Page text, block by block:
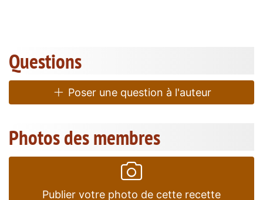
Questions
Poser une question à l'auteur
Photos des membres
Publier votre photo de cette recette